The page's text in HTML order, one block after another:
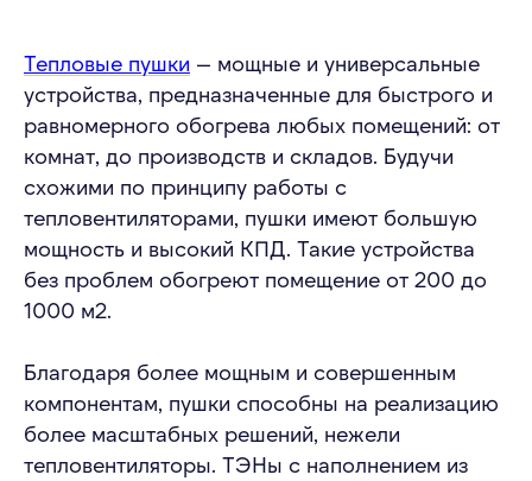
Тепловые пушки — мощные и универсальные
устройства, предназначенные для быстрого и
равномерного обогрева любых помещений: от
комнат, до производств и складов. Будучи
схожими по принципу работы с
тепловентиляторами, пушки имеют большую
мощность и высокий КПД. Такие устройства
без проблем обогреют помещение от 200 до
1000 м2.
Благодаря более мощным и совершенным
компонентам, пушки способны на реализацию
более масштабных решений, нежели
тепловентиляторы. ТЭНы с наполнением из